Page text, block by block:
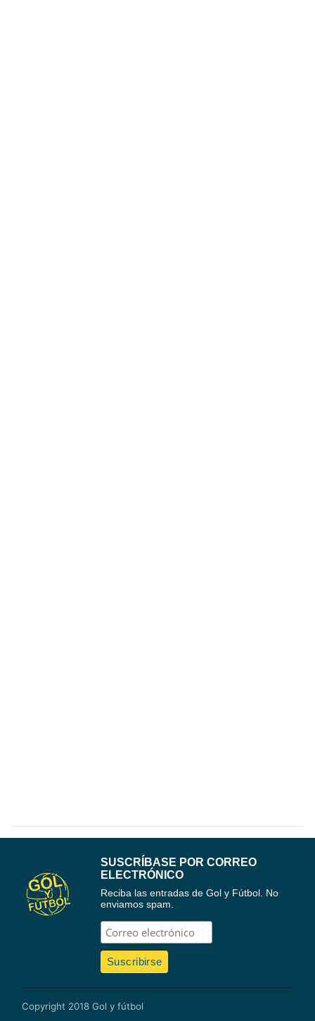
SUSCRÍBASE POR CORREO
ELECTRÓNICO
Reciba las entradas de Gol y Fútbol. No
enviamos spam.
Copyright 2018 Gol y fútbol